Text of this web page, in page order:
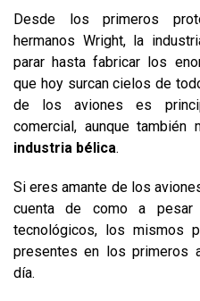
Desde los primeros
hermanos Wright, la
parar hasta fabricar los
que hoy surcan cielos de
de los aviones es
comercial, aunque también
industria bélica.
Si eres amante de los
cuenta de como a
tecnológicos, los mismos
presentes en los primeros
día.